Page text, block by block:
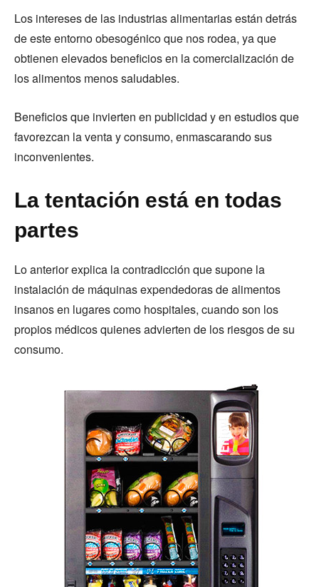
Los intereses de las industrias alimentarias están detrás
de este entorno obesogénico que nos rodea, ya que
obtienen elevados beneficios en la comercialización de
los alimentos menos saludables.
Beneficios que invierten en publicidad y en estudios que
favorezcan la venta y consumo, enmascarando sus
inconvenientes.
La tentación está en todas
partes
Lo anterior explica la contradicción que supone la
instalación de máquinas expendedoras de alimentos
insanos en lugares como hospitales, cuando son los
propios médicos quienes advierten de los riesgos de su
consumo.